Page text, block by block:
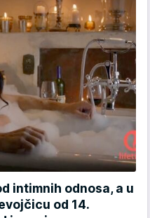
intimnih odnosa, a u
od 14.